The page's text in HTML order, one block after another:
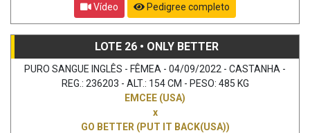
Vídeo
Pedigree completo
LOTE 26 • ONLY BETTER
PURO SANGUE INGLÊS - FÊMEA - 04/09/2022 - CASTANHA -
REG.: 236203 - ALT.: 154 CM - PESO: 485 KG
EMCEE (USA)
x
GO BETTER (PUT IT BACK(USA))